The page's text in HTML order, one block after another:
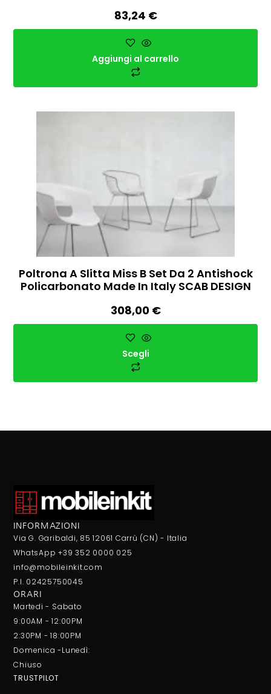
83,24 €
Aggiungi al carrello
Poltrona A Slitta Miss B Set Da 2 Antishock
Policarbonato Made In Italy SCAB DESIGN
308,00 €
Scegli
INFORMAZIONI
Via G. Garibaldi, 85 12061 Carrù (CN) - Italia
WhatsApp +39 352 0000 025
info@mobileinkit.com
P.I. 02425750045
ORARI
Martedi - Sabato
9:00AM - 12:00PM
2:30PM - 18:00PM
Domenica -Lunedì:
Chiuso
TRUSTPILOT